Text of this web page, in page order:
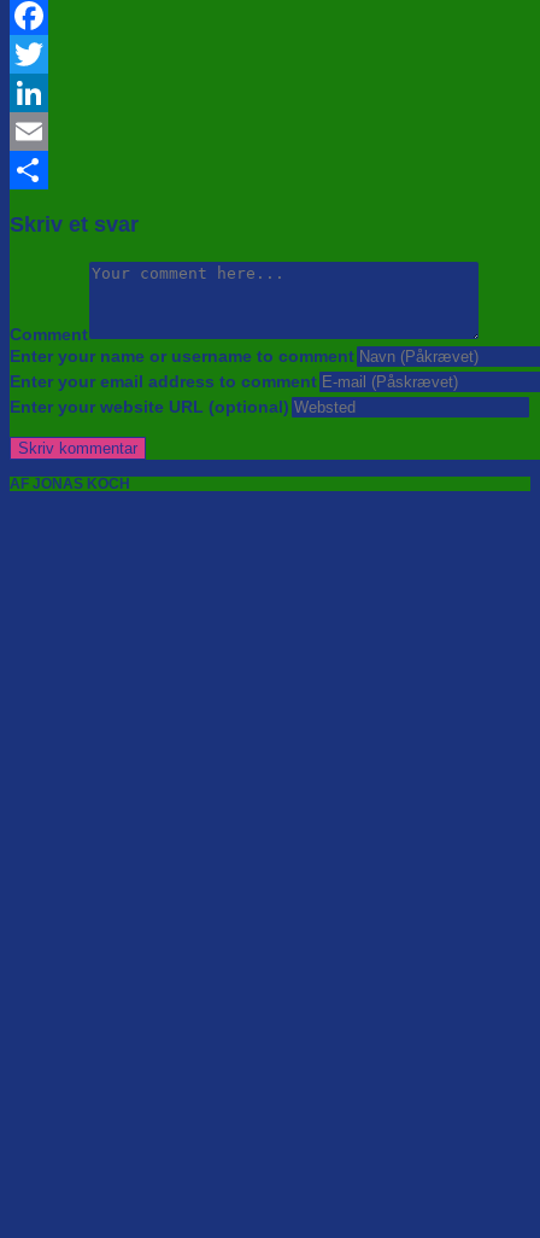
Facebook
Twitter
LinkedIn
Email
Skriv et svar
Comment
Enter your name or username to comment
Enter your email address to comment
Enter your website URL (optional)
AF JONAS KOCH